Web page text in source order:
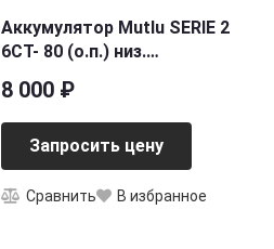
Аккумулятор Mutlu SERIE 2
6CT- 80 (о.п.) низ.
необслуживаемый
[д315ш175в175/620]
8 000 ₽
Запросить цену
Сравнить В избранное